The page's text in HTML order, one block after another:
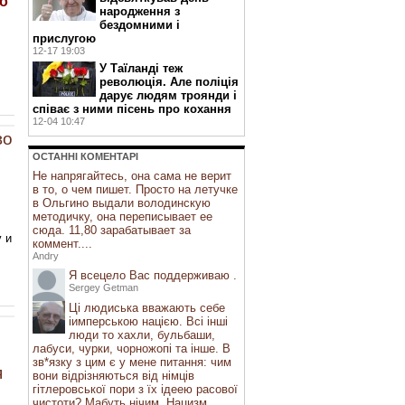
и
народження з
бездомними і
прислугою
12-17 19:03
У Таїланді теж
революція. Але поліція
дарує людям троянди і
співає з ними пісень про кохання
12-04 10:47
ОСТАННI КОМЕНТАРI
Не напрягайтесь, она сама не верит
в то, о чем пишет. Просто на летучке
в Ольгино выдали володинскую
методичку, она переписывает ее
сюда. 11,80 зарабатывает за
коммент....
Andry
Я всецело Вас поддерживаю .
Sergey Getman
Ці людиська вважають себе
іимперською нацією. Всі інші
люди то хахли, бульбаши,
лабуси, чурки, чорножопі та інше. В
зв*язку з цим є у мене питання: чим
вони відрізняються від німців
гітлеровської пори з їх ідеею расової